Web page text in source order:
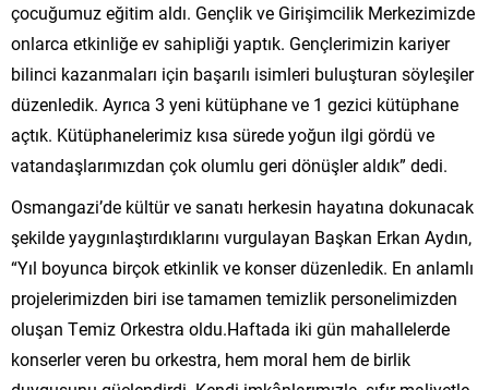
çocuğumuz eğitim aldı. Gençlik ve Girişimcilik Merkezimizde
onlarca etkinliğe ev sahipliği yaptık. Gençlerimizin kariyer
bilinci kazanmaları için başarılı isimleri buluşturan söyleşiler
düzenledik. Ayrıca 3 yeni kütüphane ve 1 gezici kütüphane
açtık. Kütüphanelerimiz kısa sürede yoğun ilgi gördü ve
vatandaşlarımızdan çok olumlu geri dönüşler aldık” dedi.
Osmangazi’de kültür ve sanatı herkesin hayatına dokunacak
şekilde yaygınlaştırdıklarını vurgulayan Başkan Erkan Aydın,
“Yıl boyunca birçok etkinlik ve konser düzenledik. En anlamlı
projelerimizden biri ise tamamen temizlik personelimizden
oluşan Temiz Orkestra oldu.Haftada iki gün mahallelerde
konserler veren bu orkestra, hem moral hem de birlik